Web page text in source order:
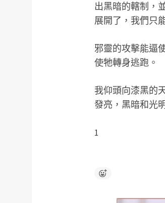
出黑暗的轄制，
展開了，我們只
邪靈的攻擊能逼
使牠轉身逃跑。
我仰頭向漆黑的
發亮，黑暗和光
1